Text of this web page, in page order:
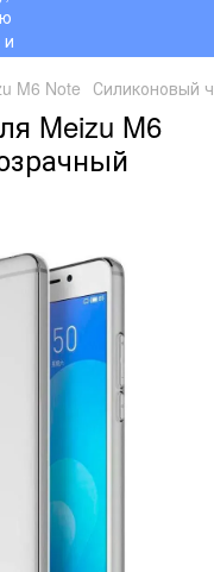
M6 Note Силиконовый
Meizu M6